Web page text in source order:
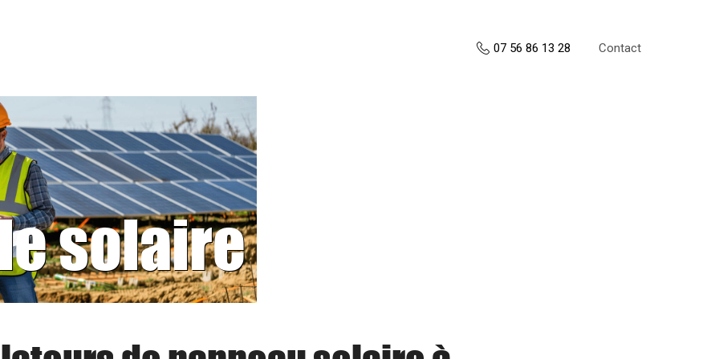
07 56 86 13 28 Contact
solaire